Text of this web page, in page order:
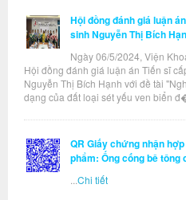
Hội đồng đánh giá luận
sinh Nguyễn Thị Bích
Ngày 06/5/2024, Viện
Hội đồng đánh giá luận án Tiến sĩ
Nguyễn Thị Bích Hạnh với đề tài
dạng của đất loại sét yếu ven biển
QR Giấy chứng nhận
phẩm: Ống cống bê
Chi tiết